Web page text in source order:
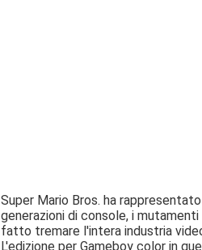
Super Mario Bros. ha
generazioni di console, i
fatto tremare l'intera industria
L'edizione per Gameboy color in